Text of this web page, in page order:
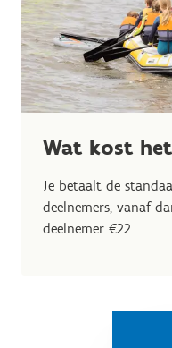
Wat kost
Je betaalt de
deelnemers, vanaf
deelnemer €22.